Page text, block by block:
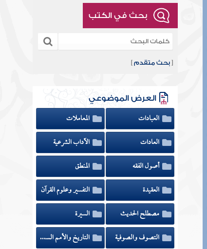
بحث في الكتب
[بحث متقدم ]
العرض الموضوعي
العبادات
المعاملات
العادات
الآداب الشرعية
أصول الفقه
المنطق
العقيدة
التفسير وعلوم القرآن
مصطلح الحديث
السيرة
التصوف والصوفية
التاريخ والأمم السابقة